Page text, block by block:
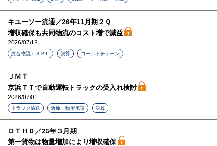
キユーソー流通／26年11月期２Ｑ
増収確保も共同物流のコスト増で減益
2026/07/13
総合物流・３ＰＬ 決算 コールドチェーン
ＪＭＴ
京浜ＴＴで自動運転トラックの受入れ検討
2026/07/01
トラック輸送 倉庫・物流施設 決算
ＤＴＨＤ／26年３月期
第一貨物は物量増加により増収確保